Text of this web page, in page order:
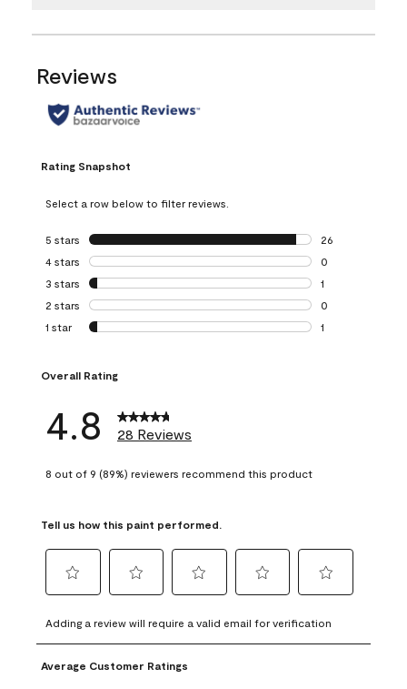
Reviews
Rating Snapshot
Select a row below to filter reviews.
5 stars stars
26
26 reviews with
4 stars stars
0
0 reviews with 4
3 stars stars
1
1 review with 3
2 stars stars
0
0 reviews with 2
1 star stars
1
Overall Rating
4.8 28 Reviews
8 out of 9 (89%) reviewers recommend this product
Tell us how this paint performed.
to
rate
the
item
to
rate
the
to
rate
item
to
rate
to
rate
Adding a review will require a valid email for verification
Average Customer Ratings